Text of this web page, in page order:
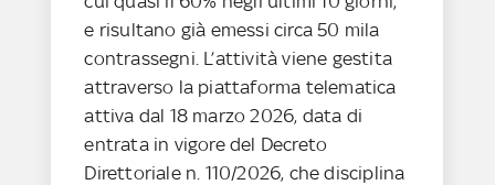
e risultano già emessi circa 50 mila
contrassegni. L’attività viene gestita
attraverso la piattaforma telematica
attiva dal 18 marzo 2026, data di
entrata in vigore del Decreto
Direttoriale n. 110/2026, che disciplina